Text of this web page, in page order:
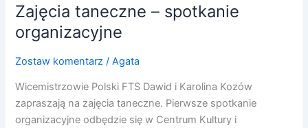
Zajęcia taneczne – spotkanie
organizacyjne
Zostaw komentarz /Agata
Wicemistrzowie Polski FTS Dawid i Karolina Kozów
zapraszają na zajęcia taneczne. Pierwsze spotkanie
organizacyjne odbędzie się w Centrum Kultury i